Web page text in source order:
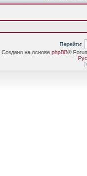
Перейти:
Создано на основе phpBB®
[